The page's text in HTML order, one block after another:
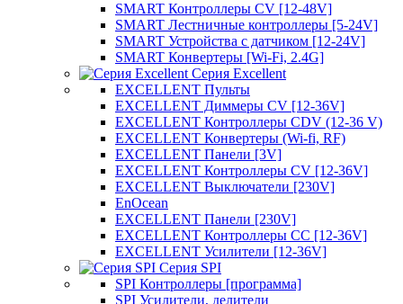
SMART Контроллеры CV [12-48V]
SMART Лестничные контроллеры [5-24V]
SMART Устройства с датчиком [12-24V]
SMART Конвертеры [Wi-Fi, 2.4G]
Серия Excellent
EXCELLENT Пульты
EXCELLENT Диммеры CV [12-36V]
EXCELLENT Контроллеры CDV (12-36 V)
EXCELLENT Конвертеры (Wi-fi, RF)
EXCELLENT Панели [3V]
EXCELLENT Контроллеры CV [12-36V]
EXCELLENT Выключатели [230V]
EnOcean
EXCELLENT Панели [230V]
EXCELLENT Контроллеры CC [12-36V]
EXCELLENT Усилители [12-36V]
Серия SPI
SPI Контроллеры [программа]
SPI Усилители, делители